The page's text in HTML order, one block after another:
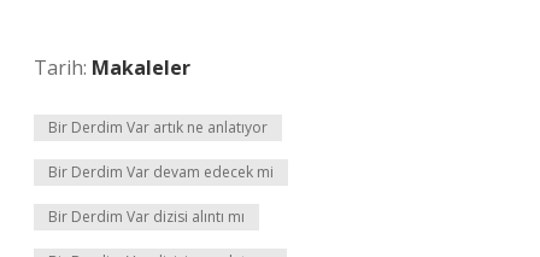
Tarih: Makaleler
Bir Derdim Var artık ne anlatıyor
Bir Derdim Var devam edecek mi
Bir Derdim Var dizisi alıntı mı